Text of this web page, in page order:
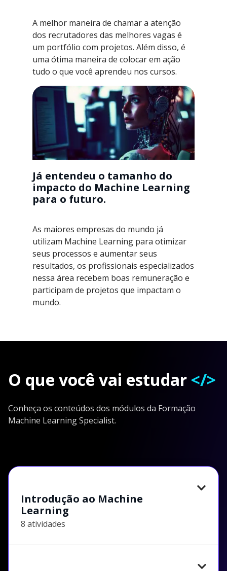
A melhor maneira de chamar a atenção
dos recrutadores das melhores vagas é
um portfólio com projetos. Além disso, é
uma ótima maneira de colocar em ação
tudo o que você aprendeu nos cursos.
Já entendeu o tamanho do
impacto do Machine Learning
para o futuro.
As maiores empresas do mundo já
utilizam Machine Learning para otimizar
seus processos e aumentar seus
resultados, os profissionais especializados
nessa área recebem boas remuneração e
participam de projetos que impactam o
mundo.
O que você vai estudar </>
Conheça os conteúdos dos módulos da Formação
Machine Learning Specialist.
Introdução ao Machine
Learning
8 atividades